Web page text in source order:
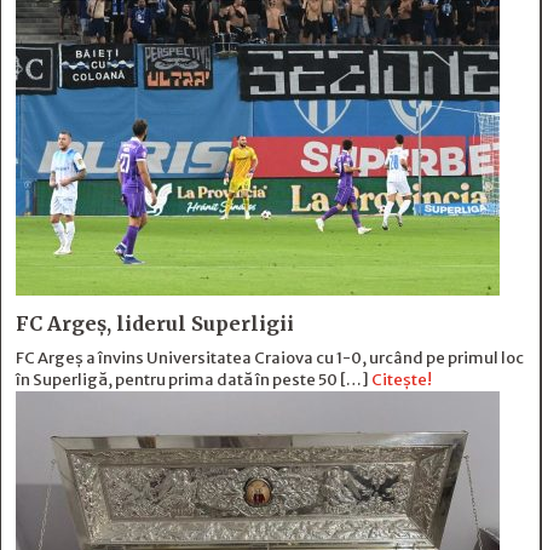
FC Argeș, liderul Superligii
FC Argeș a învins Universitatea Craiova cu 1-0, urcând pe primul loc
în Superligă, pentru prima dată în peste 50 […] Citește!